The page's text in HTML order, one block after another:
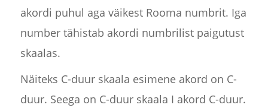
akordi puhul aga väikest Rooma numbrit. Iga
number tähistab akordi numbrilist paigutust
skaalas.
Näiteks C-duur skaala esimene akord on C-
duur. Seega on C-duur skaala I akord C-duur.